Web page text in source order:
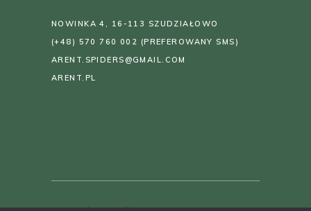
NOWINKA 4, 16-113 SZUDZIAŁOWO
(+48) 570 760 002 (PREFEROWANY SMS)
ARENT.SPIDERS@GMAIL.COM
ARENT.PL